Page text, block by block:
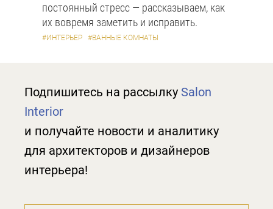
постоянный стресс — рассказываем, как
их вовремя заметить и исправить.
#ИНТЕРЬЕР #ВАННЫЕ КОМНАТЫ
Подпишитесь на рассылку Salon
Interior
и получайте новости и аналитику
для архитекторов и дизайнеров
интерьера!